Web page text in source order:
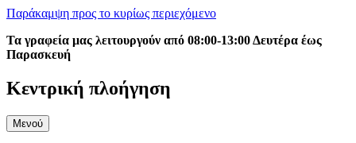
Παράκαμψη προς το κυρίως περιεχόμενο
Τα γραφεία μας λειτουργούν από 08:00-13:00 Δευτέρα έως
Παρασκευή
Κεντρική πλοήγηση
Μενού